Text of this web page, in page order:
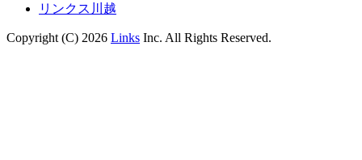
リンクス川越
Copyright (C) 2026 Links Inc. All Rights Reserved.